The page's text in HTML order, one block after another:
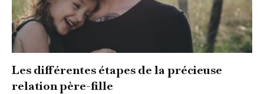
Les différentes étapes de la précieuse
relation père-fille